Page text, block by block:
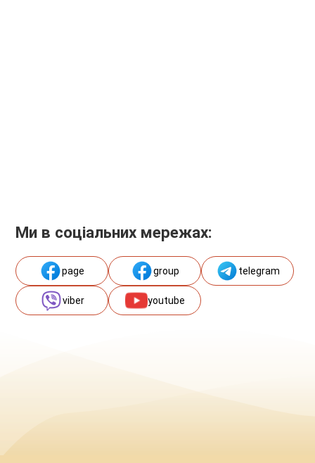
Ми в соціальних мережах:
page group telegram
viber youtube